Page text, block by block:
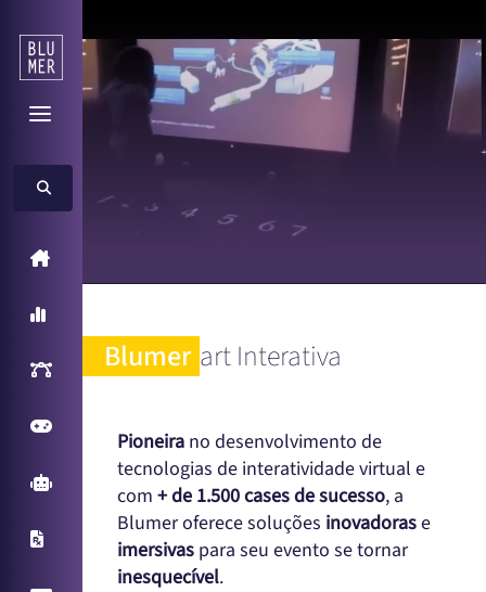
Inteligência Artificial
Games
Arcade Games
Blumer art Interativa
Pioneira no desenvolvimento de
tecnologias de interatividade virtual e
com + de 1.500 cases de sucesso, a
Blumer oferece soluções inovadorase
imersivas para seu evento se tornar
inesquecível.